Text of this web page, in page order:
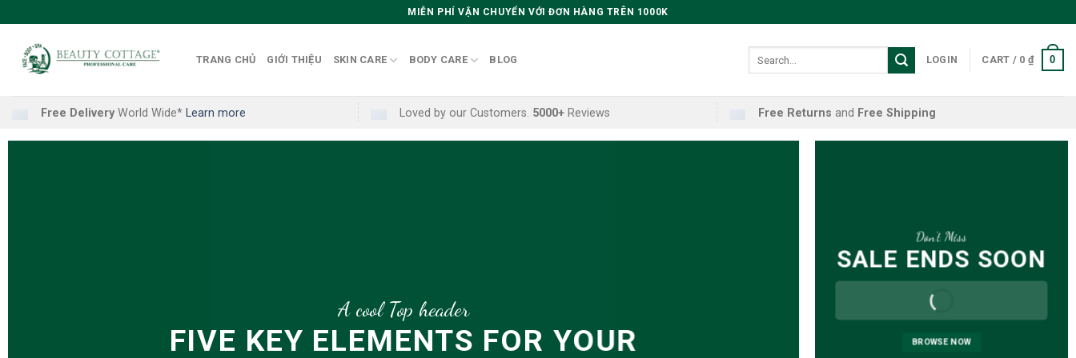
to
content
MIỄN PHÍ VẬN CHUYỂN VỚI ĐƠN HÀNG TRÊN 1000K
TRANG CHỦ GIỚI THIỆU SKIN CARE BODY CARE BLOG LOGIN CART / 0 ₫ 0
Free DeliveryWorld Wide* Learn more Loved by our Customers. 5000+Reviews Free Returns and Free Shipping
A cool Top header
FIVE KEY ELEMENTS FOR YOUR
LATEST FASHION NEWS FOR
A cool Top header
FIVE KEY ELEMENTS FOR YOUR
Don’t Miss
SALE ENDS SOON
BROWSE NOW